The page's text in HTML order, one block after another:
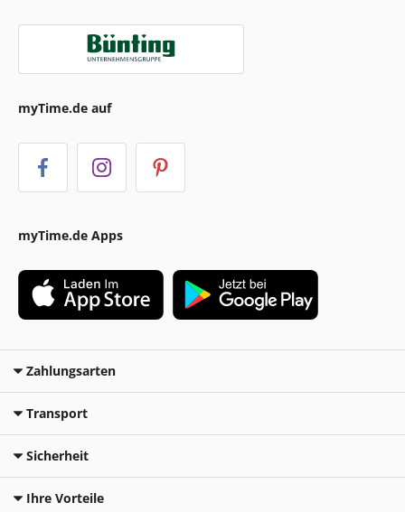
myTime.de auf
myTime.de Apps
Zahlungsarten
Transport
Sicherheit
Ihre Vorteile